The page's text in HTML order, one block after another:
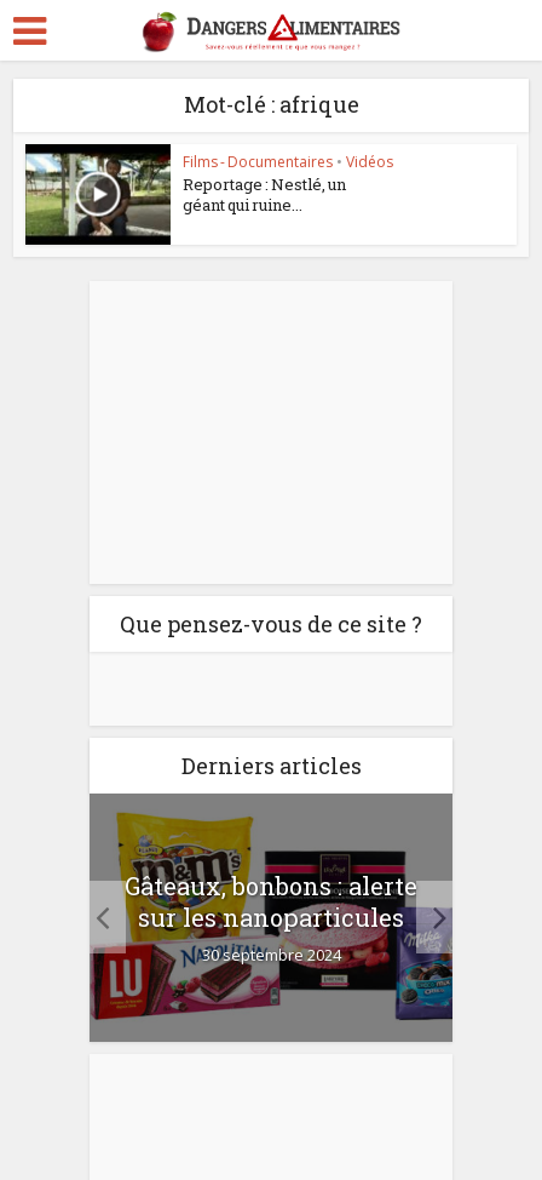
Mot-clé : afrique
Films - Documentaires • Vidéos
Reportage : Nestlé, un
géant qui ruine...
Que pensez-vous de ce site ?
Derniers articles
Gâteaux, bonbons : alerte
sur les nanoparticules
30 septembre 2024